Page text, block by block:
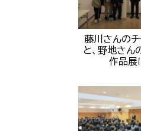
藤川さんのチ
と、野地さん
作品展